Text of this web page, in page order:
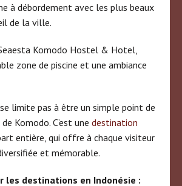
à débordement avec les plus beaux
de la ville.
Komodo Hostel & Hotel,
zone de piscine et une ambiance
limite pas à être un simple point de
Komodo. C’est une destination
entière, qui offre à chaque visiteur
et mémorable.
les destinations en Indonésie :